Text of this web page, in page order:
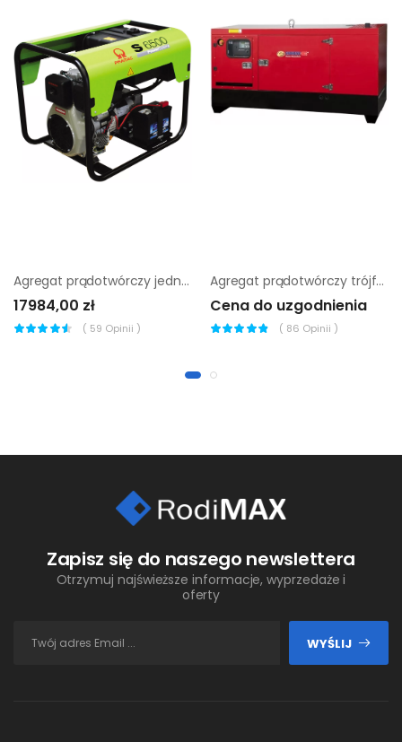
Agregat prądotwórczy jednofazowy Pramac S6500
17984,00 zł
( 59 Opinii )
Agregat prądotwórczy trójfazowy Endress ESE 110 PW/AS
Cena do uzgodnienia
( 86 Opinii )
Zapisz się do naszego newslettera
Otrzymuj najświeższe informacje, wyprzedaże i
oferty
WYŚLIJ